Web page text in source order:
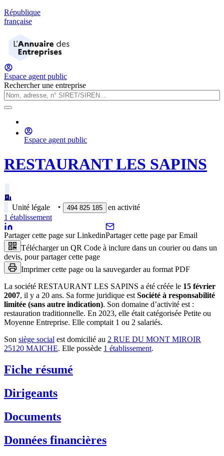
République
française
Espace agent public
Rechercher une entreprise
Espace agent public
RESTAURANT LES SAPINS
Unité légale ‣ 494 825 185
en activité
1 établissement
Partager cette page sur LinkedinPartager cette page par Email
Télécharger un QR Code à inclure dans un courier ou dans un
devis, pour partager cette page
Imprimer cette page ou la sauvegarder au format PDF
La société RESTAURANT LES SAPINS a été créée le 15 février
2007, il y a 20 ans. Sa forme juridique est Société à responsabilité
limitée (sans autre indication). Son domaine d’activité est :
restauration traditionnelle. En 2023, elle était catégorisée Petite ou
Moyenne Entreprise. Elle comptait 1 ou 2 salariés.
Son siège social est domicilié au 2 RUE DU MONT MIROIR
25120 MAICHE. Elle possède 1 établissement.
Fiche résumé
Dirigeants
Documents
Données financières